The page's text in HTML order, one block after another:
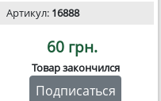
Артикул: 16888
60 грн.
Товар закончился
Подписаться